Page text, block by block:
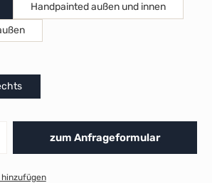
Handpainted außen und innen
Produkt Anzahl: Gib den
zum Anfrageformular